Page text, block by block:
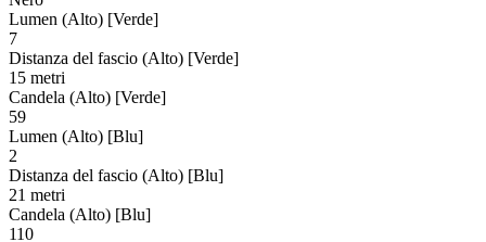
Lumen (Alto) [Verde]
7
Distanza del fascio (Alto) [Verde]
15 metri
Candela (Alto) [Verde]
59
Lumen (Alto) [Blu]
2
Distanza del fascio (Alto) [Blu]
21 metri
Candela (Alto) [Blu]
110